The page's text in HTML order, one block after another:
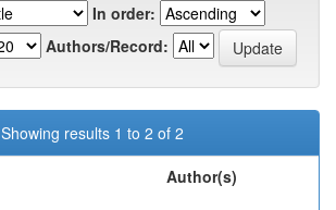
In order:
Authors/Record:
Showing results 1 to 2 of 2
Author(s)